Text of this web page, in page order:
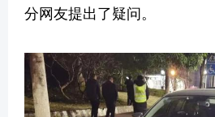
分网友提出了疑问。